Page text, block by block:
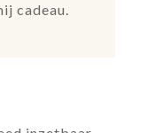
cadeau.